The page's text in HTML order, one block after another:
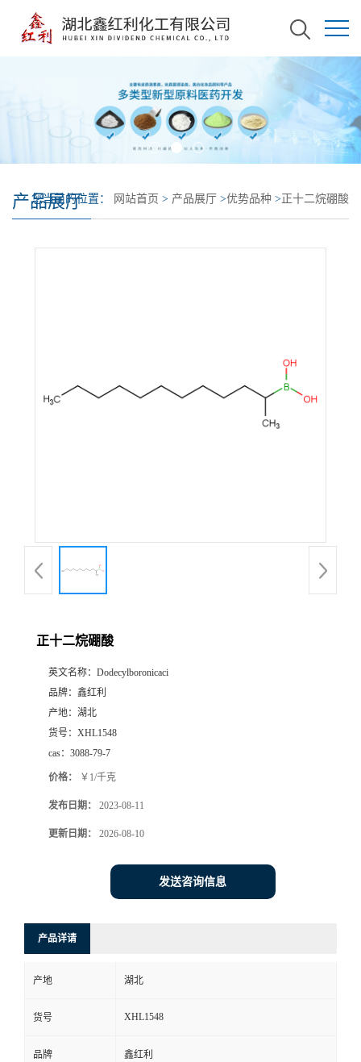
产品展厅
您当前的位置： 网站首页 > 产品展厅 >优势品种 > 正十二烷硼酸
正十二烷硼酸
英文名称： Dodecylboronicaci
品牌： 鑫红利
产地： 湖北
货号： XHL1548
cas： 3088-79-7
价格： ￥1/千克
发布日期： 2023-08-11
更新日期： 2026-08-10
发送咨询信息
产品详请
产地 湖北
货号 XHL1548
品牌 鑫红利